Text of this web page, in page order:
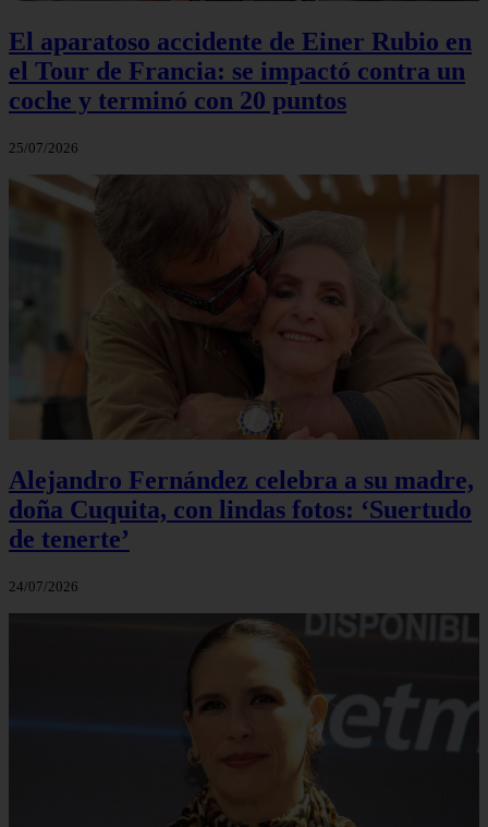
El aparatoso accidente de Einer Rubio en
el Tour de Francia: se impactó contra un
coche y terminó con 20 puntos
25/07/2026
Alejandro Fernández celebra a su madre,
doña Cuquita, con lindas fotos: ‘Suertudo
de tenerte’
24/07/2026